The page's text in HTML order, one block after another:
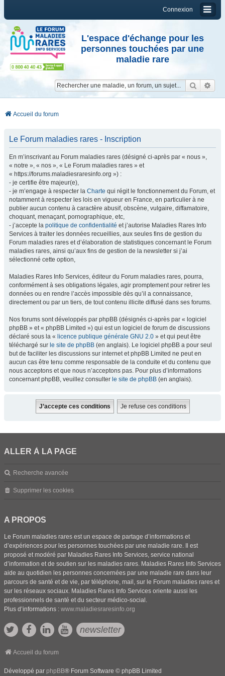
Connexion
L'espace d'échange pour les
personnes touchées par une
maladie rare
Accueil du forum
Le Forum maladies rares - Inscription
En m’inscrivant au Forum maladies rares (désigné ci-après par « nous »,
« notre », « nos », « Le Forum maladies rares » et
« https://forums.maladiesraresinfo.org ») :
- je certifie être majeur(e),
- je m’engage à respecter la Charte qui régit le fonctionnement du Forum, et
notamment à respecter les lois en vigueur en France, en particulier à ne
publier aucun contenu à caractère abusif, obscène, vulgaire, diffamatoire,
choquant, menaçant, pornographique, etc,
- j’accepte la politique de confidentialité et j’autorise Maladies Rares Info
Services à traiter les données recueillies, aux seules fins de gestion du
Forum maladies rares et d’élaboration de statistiques concernant le Forum
maladies rares, ainsi qu’aux fins de gestion de la newsletter si j’ai
sélectionné cette option,
Maladies Rares Info Services, éditeur du Forum maladies rares, pourra,
conformément à ses obligations légales, agir promptement pour retirer les
données ou en rendre l’accès impossible dès qu’il a connaissance,
directement ou par un tiers, de tout contenu illicite diffusé dans ses forums.
Nos forums sont développés par phpBB (désignés ci-après par « logiciel
phpBB » et « phpBB Limited ») qui est un logiciel de forum de discussions
déclaré sous la « licence publique générale GNU 2.0 » et qui peut être
téléchargé sur le site de phpBB (en anglais). Le logiciel phpBB a pour seul
but de faciliter les discussions sur internet et phpBB Limited ne peut en
aucun cas être tenu comme responsable de la conduite et du contenu que
nous acceptons et que nous n’acceptons pas. Pour plus d’informations
concernant phpBB, veuillez consulter le site de phpBB (en anglais).
ALLER À LA PAGE
Recherche avancée
Supprimer les cookies
A PROPOS
Le Forum maladies rares est un espace de partage d’informations et
d’expériences pour les personnes touchées par une maladie rare. Il est
proposé et modéré par Maladies Rares Info Services, service national
d’information et de soutien sur les maladies rares. Maladies Rares Info Services
aide au quotidien les personnes concernées par une maladie rare dans leur
parcours de santé et de vie, par téléphone, mail, sur le Forum maladies rares et
sur les réseaux sociaux. Maladies Rares Info Services oriente aussi les
professionnels de santé et du secteur médico-social.
Plus d’informations : www.maladiesraresinfo.org
newsletter
Accueil du forum
Développé par phpBB® Forum Software © phpBB Limited